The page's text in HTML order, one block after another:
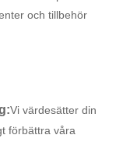
och tillbehör
Vi värdesätter din
förbättra våra